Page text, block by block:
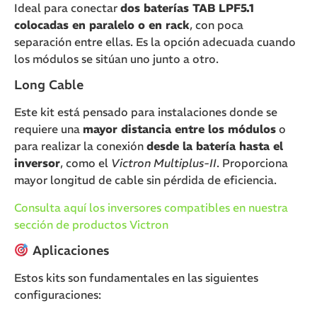
Ideal para conectar dos baterías TAB LPF5.1
colocadas en paralelo o en rack, con poca
separación entre ellas. Es la opción adecuada cuando
los módulos se sitúan uno junto a otro.
Long Cable
Este kit está pensado para instalaciones donde se
requiere una mayor distancia entre los módulos o
para realizar la conexión desde la batería hasta el
inversor, como el Victron Multiplus-II. Proporciona
mayor longitud de cable sin pérdida de eficiencia.
Consulta aquí los inversores compatibles en nuestra
sección de productos Victron
Aplicaciones
Estos kits son fundamentales en las siguientes
configuraciones: